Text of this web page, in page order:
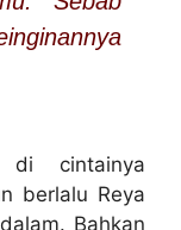
cintainya
berlalu Reya
Bahkan